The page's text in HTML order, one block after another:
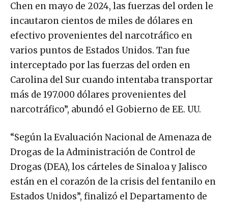
Chen en mayo de 2024, las fuerzas del orden le
incautaron cientos de miles de dólares en
efectivo provenientes del narcotráfico en
varios puntos de Estados Unidos. Tan fue
interceptado por las fuerzas del orden en
Carolina del Sur cuando intentaba transportar
más de 197.000 dólares provenientes del
narcotráfico”, abundó el Gobierno de EE. UU.
“Según la Evaluación Nacional de Amenaza de
Drogas de la Administración de Control de
Drogas (DEA), los cárteles de Sinaloa y Jalisco
están en el corazón de la crisis del fentanilo en
Estados Unidos”, finalizó el Departamento de